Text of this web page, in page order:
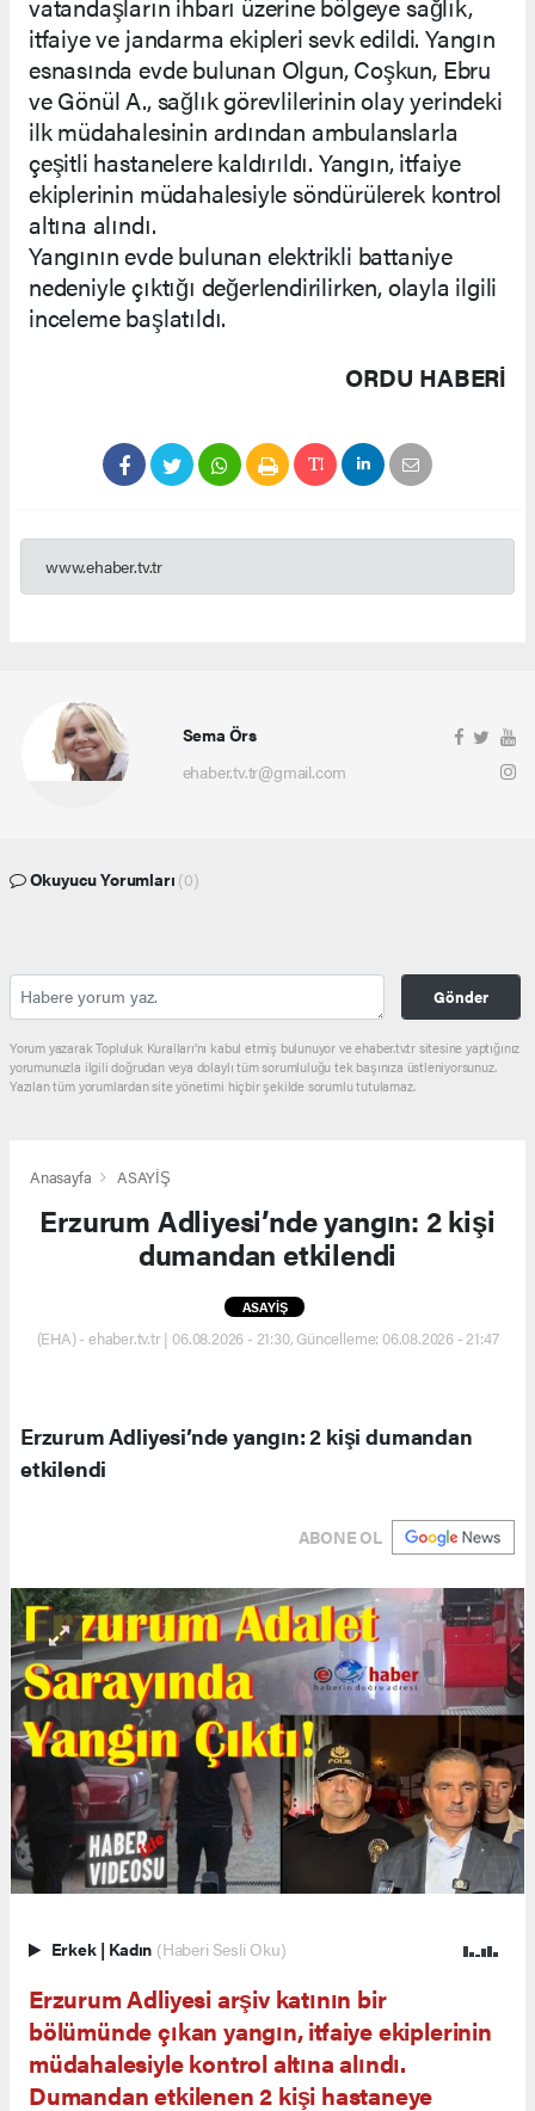
itfaiye ve jandarma ekipleri sevk edildi. Yangın
esnasında evde bulunan Olgun, Coşkun, Ebru
ve Gönül A., sağlık görevlilerinin olay yerindeki
ilk müdahalesinin ardından ambulanslarla
çeşitli hastanelere kaldırıldı. Yangın, itfaiye
ekiplerinin müdahalesiyle söndürülerek kontrol
altına alındı.
Yangının evde bulunan elektrikli battaniye
nedeniyle çıktığı değerlendirilirken, olayla ilgili
inceleme başlatıldı.
ORDU HABERİ
www.ehaber.tv.tr
Sema Örs
ehaber.tv.tr@gmail.com
Okuyucu Yorumları (0)
Gönder
Yorum yazarak Topluluk Kuralları’nı kabul etmiş bulunuyor ve ehaber.tv.tr sitesine yaptığınız
yorumunuzla ilgili doğrudan veya dolaylı tüm sorumluluğu tek başınıza üstleniyorsunuz.
Yazılan tüm yorumlardan site yönetimi hiçbir şekilde sorumlu tutulamaz.
Anasayfa ASAYİŞ
Erzurum Adliyesi’nde yangın: 2 kişi
dumandan etkilendi
ASAYİŞ
(EHA) - ehaber.tv.tr | 06.08.2026 - 21:30, Güncelleme: 06.08.2026 - 21:47
Erzurum Adliyesi’nde yangın: 2 kişi dumandan
etkilendi
ABONE OL
Erkek | Kadın (Haberi Sesli Oku)
Erzurum Adliyesi arşiv katının bir
bölümünde çıkan yangın, itfaiye ekiplerinin
müdahalesiyle kontrol altına alındı.
Dumandan etkilenen 2 kişi hastaneye